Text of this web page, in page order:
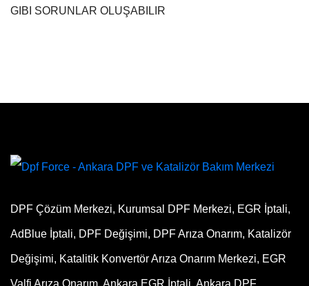
GIBI SORUNLAR OLUŞABILIR
DPF Çözüm Merkezi, Kurumsal DPF Merkezi, EGR İptali,
AdBlue İptali, DPF Değişimi, DPF Arıza Onarım, Katalizör
Değişimi, Katalitik Konvertör Arıza Onarım Merkezi, EGR